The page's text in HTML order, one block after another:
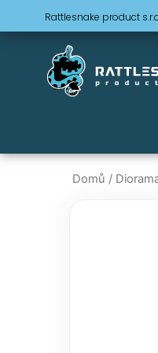
Přeskočit
na
Rattlesnake product
Domů /